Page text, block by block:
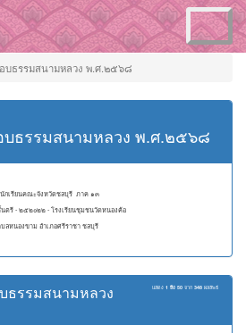
Toggle
navigation
บธรรมสนามหลวง พ.ศ.๒๕๖๘
บธรรมสนามหลวง พ.ศ.๒๕๖๘
กเรียนคณะจังหวัดชลบุรี ภาค ๑๓
ตรี - ๒๕๒๐๒๒ - โรงเรียนชุมชนวัดหนองค้อ
ลหนองขาม อำเภอศรีราชา ชลบุรี
แสดง 1 ถึง 50 จาก 348 ผลลัพธ์
ธรรมสนามหลวง